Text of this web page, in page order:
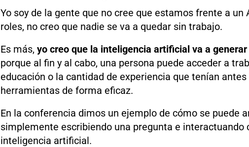
Yo soy de la gente que no cree que estamos frente a un
roles, no creo que nadie se va a quedar sin trabajo.
Es más, yo creo que la inteligencia artificial va a
porque al fin y al cabo, una persona puede acceder a
educación o la cantidad de experiencia que tenían
herramientas de forma eficaz.
En la conferencia dimos un ejemplo de cómo se puede
simplemente escribiendo una pregunta e interactuando
inteligencia artificial.